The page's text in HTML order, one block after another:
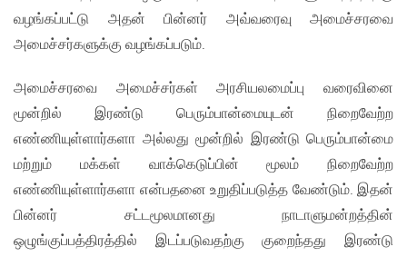
வழங்கப்பட்டு அதன் பின்னர் அவ்வரைவு அமைச்சரவை
அமைச்சர்களுக்கு வழங்கப்படும்.
அமைச்சரவை அமைச்சர்கள் அரசியலமைப்பு வரைவினை
மூன்றில் இரண்டு பெரும்பான்மையுடன் நிறைவேற்ற
எண்ணியுள்ளார்களா அல்லது மூன்றில் இரண்டு பெரும்பான்மை
மற்றும் மக்கள் வாக்கெடுப்பின் மூலம் நிறைவேற்ற
எண்ணியுள்ளார்களா என்பதனை உறுதிப்படுத்த வேண்டும். இதன்
பின்னர் சட்டமூலமானது நாடாளுமன்றத்தின்
ஒழுங்குப்பத்திரத்தில் இடப்படுவதற்கு குறைந்தது இரண்டு